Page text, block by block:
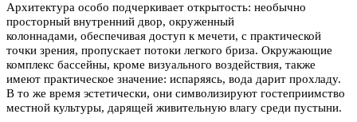
Архитектура особо подчеркивает открытость: необычно
просторный внутренний двор, окруженный
колоннадами, обеспечивая доступ к мечети, с практической
точки зрения, пропускает потоки легкого бриза. Окружающие
комплекс бассейны, кроме визуального воздействия, также
имеют практическое значение: испаряясь, вода дарит прохладу.
В то же время эстетически, они символизируют гостеприимство
местной культуры, дарящей живительную влагу среди пустыни.